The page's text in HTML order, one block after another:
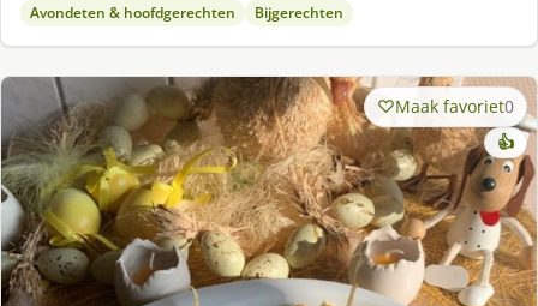
Avondeten & hoofdgerechten Bijgerechten
Maak favoriet0
👍